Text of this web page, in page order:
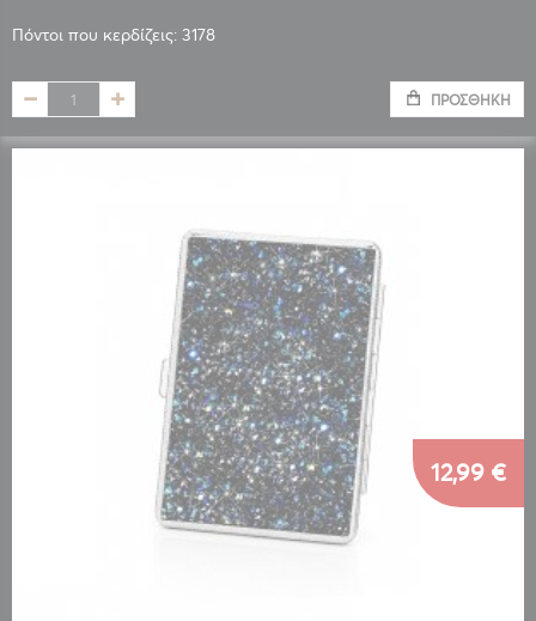
Πόντοι που κερδίζεις: 3178
ΠΡΟΣΘΉΚΗ
12,99 €